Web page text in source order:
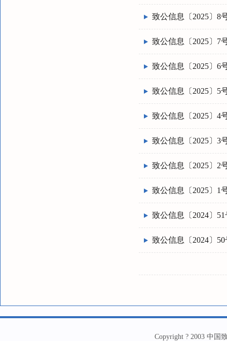
致公信息〔2025〕8
致公信息〔2025〕7
致公信息〔2025〕6
致公信息〔2025〕5
致公信息〔2025〕4
致公信息〔2025〕3
致公信息〔2025〕2
致公信息〔2025〕1
致公信息〔2024〕51
致公信息〔2024〕50
Copyright ? 2003 中国